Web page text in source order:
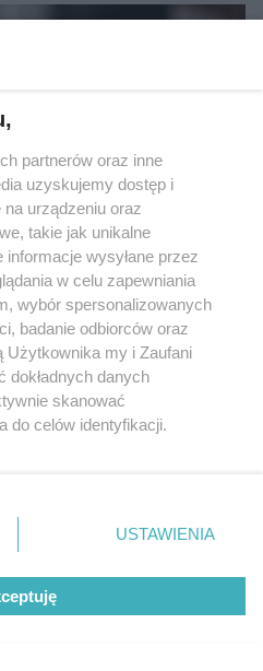
szklanki tego
będą lśnić bez
do gotowania.
partnerów oraz inne
uzyskujemy dostęp i
urządzeniu oraz
takie jak unikalne
wysyłane przez
w celu zapewniania
wybór spersonalizowanych
badanie odbiorców oraz
Użytkownika my i Zaufani
dokładnych danych
skanować
do celów identyfikacji.
ustawień prywatności
rogu strony
nie wymagają zgody
sprzeciwić się takiemu
miały zastosowanie tylko
USTAWIENIA